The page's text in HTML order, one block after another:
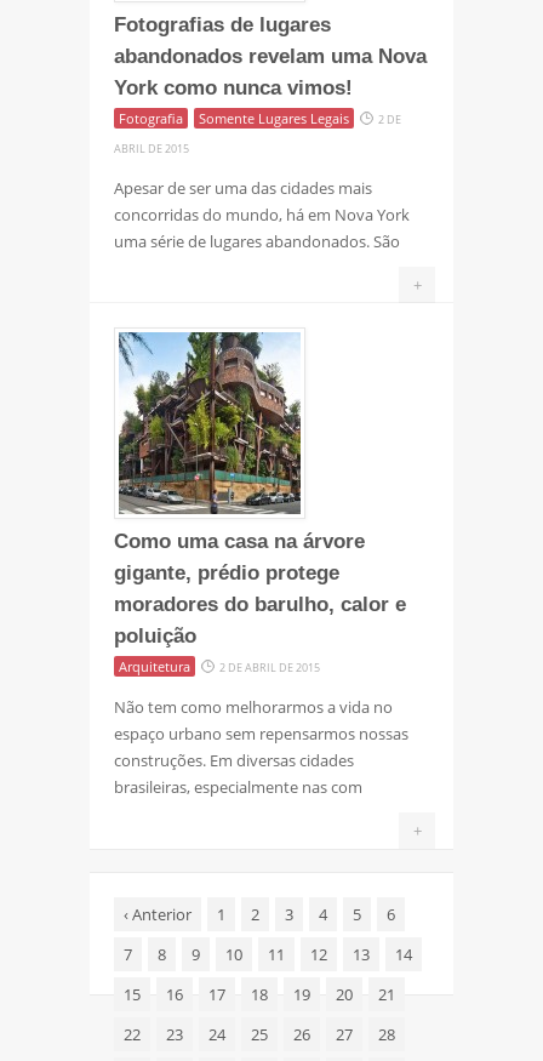
Fotografias de lugares
abandonados revelam uma Nova
York como nunca vimos!
Fotografia Somente Lugares Legais
2 DE
ABRIL DE 2015
Apesar de ser uma das cidades mais
concorridas do mundo, há em Nova York
uma série de lugares abandonados. São
+
Como uma casa na árvore
gigante, prédio protege
moradores do barulho, calor e
poluição
Arquitetura 2 DE ABRIL DE 2015
Não tem como melhorarmos a vida no
espaço urbano sem repensarmos nossas
construções. Em diversas cidades
brasileiras, especialmente nas com
+
‹Anterior 1 2 3 4 5
6
7
8 9 10 11 12 13
14
15
16 17 18 19 20
21
22
23 24 25 26 27
28